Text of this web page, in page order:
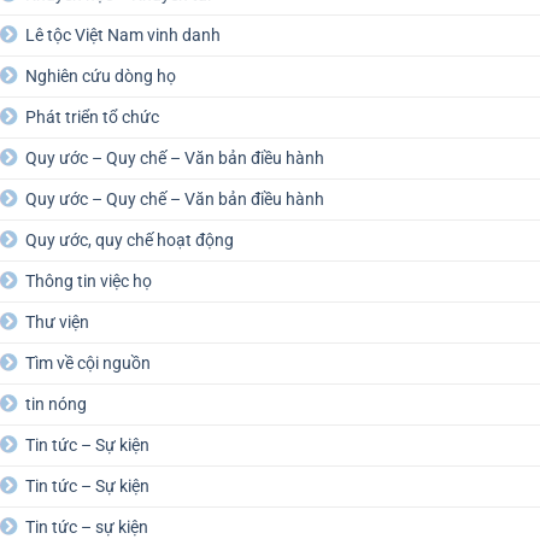
Lê tộc Việt Nam vinh danh
Nghiên cứu dòng họ
Phát triển tổ chức
Quy ước – Quy chế – Văn bản điều hành
Quy ước – Quy chế – Văn bản điều hành
Quy ước, quy chế hoạt động
Thông tin việc họ
Thư viện
Tìm về cội nguồn
tin nóng
Tin tức – Sự kiện
Tin tức – Sự kiện
Tin tức – sự kiện